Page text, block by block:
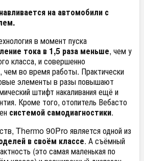
на автомобили с
в момент пуска
тока в 1,5 раза меньше, чем у
класса, и совершенно
чем во время работы. Практически
элементы в разы повышают
штифт накаливания ещё и
Кроме того, отопитель Вебасто
системой самодиагностики.
Thermo 90Pro является одной из
в своём классе. А съёмный
(это самая маленькая по